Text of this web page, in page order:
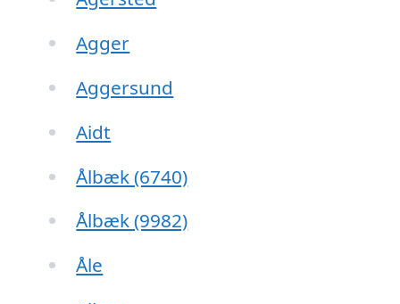
Agger
Aggersund
Aidt
Ålbæk (6740)
Ålbæk (9982)
Åle